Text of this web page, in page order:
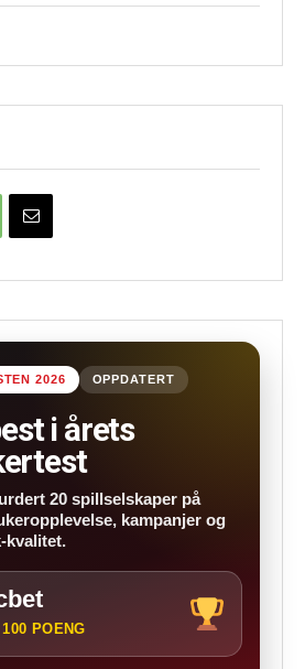
2026 OPPDATERT
i årets
20 spillselskaper på
kampanjer og
kvalitet.
POENG